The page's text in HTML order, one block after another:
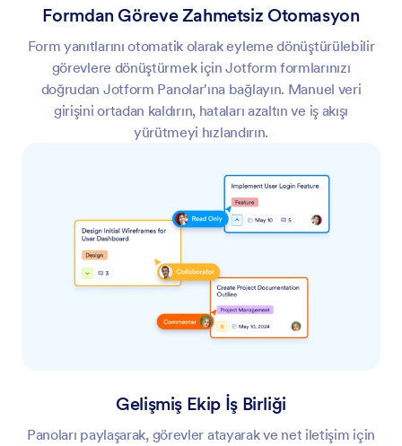
Formdan Göreve Zahmetsiz Otomasyon
Form yanıtlarını otomatik olarak eyleme dönüştürülebilir
görevlere dönüştürmek için Jotform formlarınızı
doğrudan Jotform Panolar'ına bağlayın. Manuel veri
girişini ortadan kaldırın, hataları azaltın ve iş akışı
yürütmeyi hızlandırın.
Gelişmiş Ekip İş Birliği
Panoları paylaşarak, görevler atayarak ve net iletişim için